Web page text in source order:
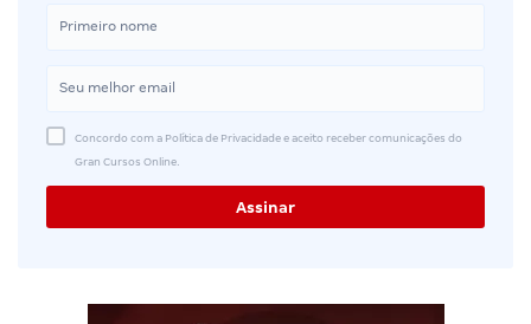
Concordo com a Política de Privacidade e aceito receber comunicações do
Gran Cursos Online.